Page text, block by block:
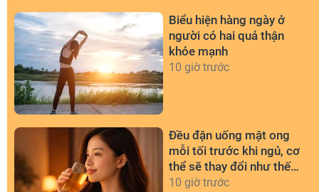
Biểu hiện hàng ngày ở
người có hai quả thận
khỏe mạnh
10 giờ trước
Đều đặn uống mật ong
mỗi tối trước khi ngủ, cơ
thể sẽ thay đổi như thế
nào?
10 giờ trước